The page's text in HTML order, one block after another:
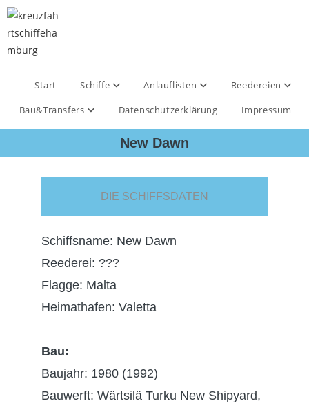
Start Schiffe Anlauflisten
Reedereien
Bau&Transfers
Datenschutzerklärung Impressum
New Dawn
DIE SCHIFFSDATEN
Schiffsname: New Dawn
Reederei: ???
Flagge: Malta
Heimathafen: Valetta
Bau:
Baujahr: 1980 (1992)
Bauwerft: Wärtsilä Turku New Shipyard,